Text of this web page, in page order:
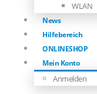
WLAN
News
Hilfebereich
ONLINESHOP
Mein Konto
Anmelden